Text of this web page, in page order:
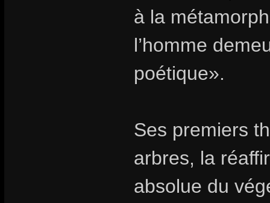
à la
l’homme
poétique».
Ses premiers
arbres, la
absolue du